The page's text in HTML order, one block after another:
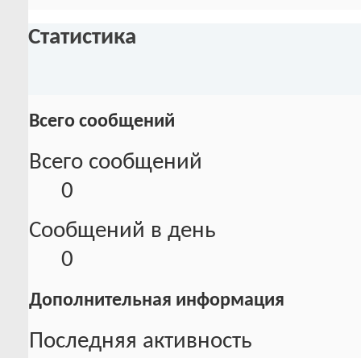
Статистика
Всего сообщений
Всего сообщений
0
Сообщений в день
0
Дополнительная информация
Последняя активность